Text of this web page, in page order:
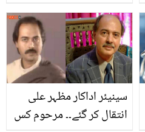
سینیئر اداکار مظہر علی
انتقال کر گئے۔۔ مرحوم کس